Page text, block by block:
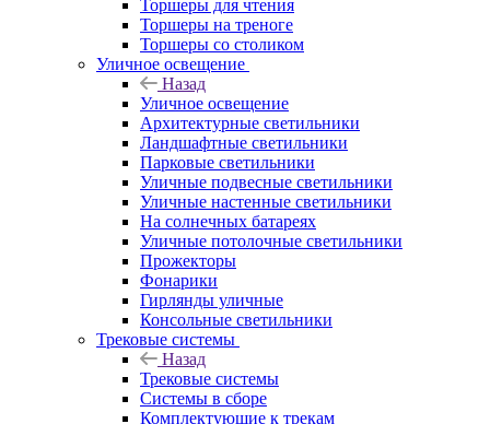
Торшеры для чтения
Торшеры на треноге
Торшеры со столиком
Уличное освещение
Назад
Уличное освещение
Архитектурные светильники
Ландшафтные светильники
Парковые светильники
Уличные подвесные светильники
Уличные настенные светильники
На солнечных батареях
Уличные потолочные светильники
Прожекторы
Фонарики
Гирлянды уличные
Консольные светильники
Трековые системы
Назад
Трековые системы
Системы в сборе
Комплектующие к трекам